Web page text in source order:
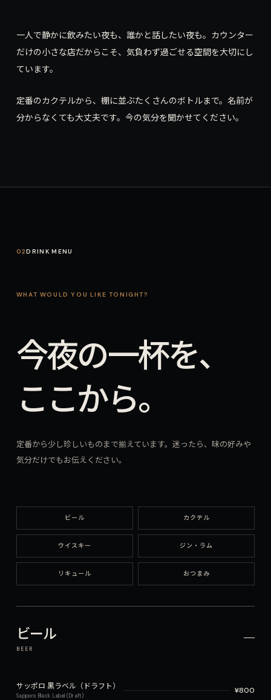
一人で静かに飲みたい夜も、誰かと話したい夜も。カウンター
だけの小さな店だからこそ、気負わず過ごせる空間を大切にし
ています。
定番のカクテルから、棚に並ぶたくさんのボトルまで。名前が
分からなくても大丈夫です。今の気分を聞かせてください。
02DRINK MENU
WHAT WOULD YOU LIKE TONIGHT?
今夜の一杯を、
ここから。
定番から少し珍しいものまで揃えています。迷ったら、味の好みや
気分だけでもお伝えください。
ビール カクテル
ウイスキー ジン・ラム
リキュール おつまみ
ビール
BEER
サッポロ 黒ラベル（ドラフト）
Sapporo Black Label (Draft)
¥800